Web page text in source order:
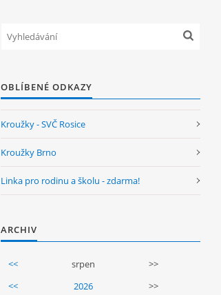
OBLÍBENÉ ODKAZY
Kroužky - SVČ Rosice
Kroužky Brno
Linka pro rodinu a školu - zdarma!
ARCHIV
<< srpen
>>
<<
2026
>>